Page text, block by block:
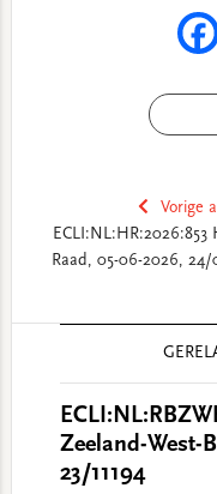
Vorige
ECLI:NL:HR:2026:853
Raad, 05-06-2026, 24/
Zeeland-West-
23/11194